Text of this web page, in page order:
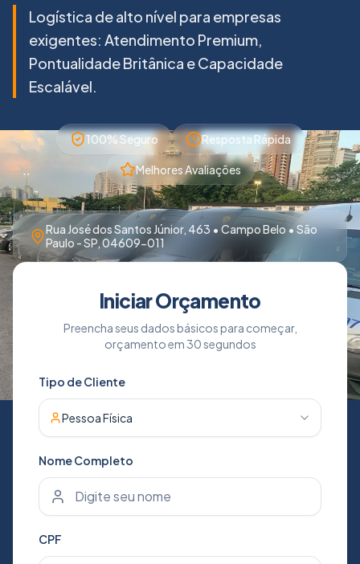
Logística de alto nível para empresas
exigentes: Atendimento Premium,
Pontualidade Britânica e Capacidade
Escalável.
100% Seguro Resposta Rápida
Melhores Avaliações
Rua José dos Santos Júnior, 463 • Campo Belo • São
Paulo - SP, 04609-011
Iniciar Orçamento
Preencha seus dados básicos para começar,
orçamento em 30 segundos
Tipo de Cliente
Pessoa Física
Nome Completo
CPF